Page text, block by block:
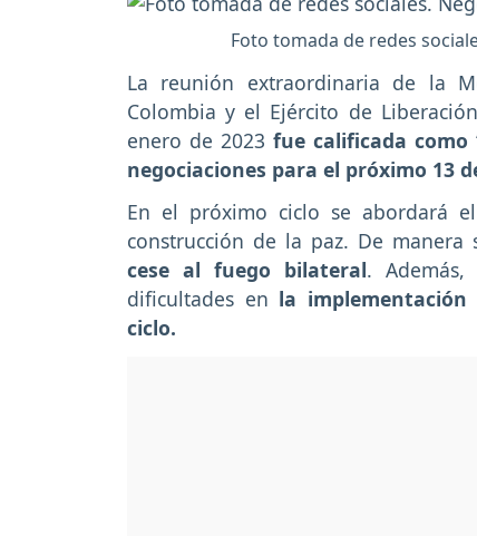
Foto tomada de redes
La reunión extraordinaria de la
Colombia y el Ejército de
enero de 2023 fue calificada como
negociaciones para el próximo 13
En el próximo ciclo se abordará
construcción de la paz. De manera
cese al fuego bilateral.
dificultades en la
ciclo.